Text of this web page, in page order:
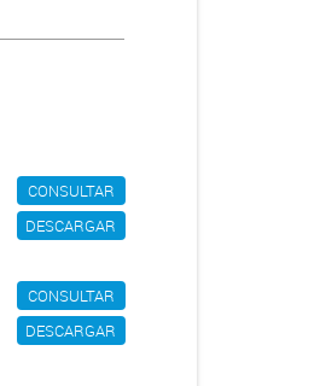
CONSULTAR
DESCARGAR
CONSULTAR
DESCARGAR